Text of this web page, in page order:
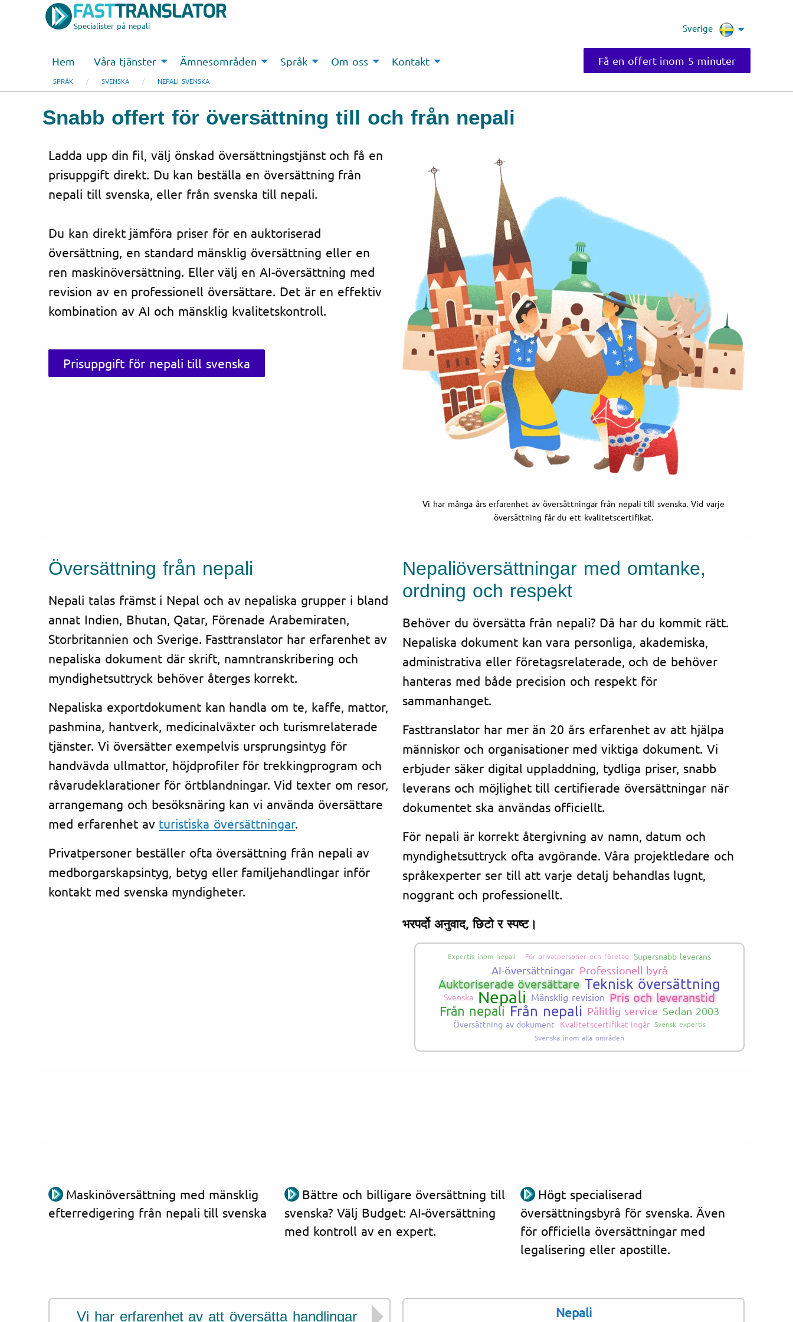
Specialister på nepali Sverige
Få en offert inom 5 minuter
Hem Våra tjänster Ämnesområden Språk Om oss Kontakt
SPRÅK SVENSKA NEPALI SVENSKA
Snabb offert för översättning till och från nepali
Ladda upp din fil, välj önskad översättningstjänst och få en
prisuppgift direkt. Du kan beställa en översättning från
nepali till svenska, eller från svenska till nepali.
Du kan direkt jämföra priser för en auktoriserad
översättning, en standard mänsklig översättning eller en
ren maskinöversättning. Eller välj en AI-översättning med
revision av en professionell översättare. Det är en effektiv
kombination av AI och mänsklig kvalitetskontroll.
Prisuppgift för nepali till svenska
Vi har många års erfarenhet av översättningar från nepali till svenska. Vid varje
översättning får du ett kvalitetscertifikat.
Översättning från nepali
Nepali talas främst i Nepal och av nepaliska grupper i bland
annat Indien, Bhutan, Qatar, Förenade Arabemiraten,
Storbritannien och Sverige. Fasttranslator har erfarenhet av
nepaliska dokument där skrift, namntranskribering och
myndighetsuttryck behöver återges korrekt.
Nepaliska exportdokument kan handla om te, kaffe, mattor,
pashmina, hantverk, medicinalväxter och turismrelaterade
tjänster. Vi översätter exempelvis ursprungsintyg för
handvävda ullmattor, höjdprofiler för trekkingprogram och
råvarudeklarationer för örtblandningar. Vid texter om resor,
arrangemang och besöksnäring kan vi använda översättare
med erfarenhet av turistiska översättningar.
Privatpersoner beställer ofta översättning från nepali av
medborgarskapsintyg, betyg eller familjehandlingar inför
kontakt med svenska myndigheter.
Nepaliöversättningar med omtanke,
ordning och respekt
Behöver du översätta från nepali? Då har du kommit rätt.
Nepaliska dokument kan vara personliga, akademiska,
administrativa eller företagsrelaterade, och de behöver
hanteras med både precision och respekt för
sammanhanget.
Fasttranslator har mer än 20 års erfarenhet av att hjälpa
människor och organisationer med viktiga dokument. Vi
erbjuder säker digital uppladdning, tydliga priser, snabb
leverans och möjlighet till certifierade översättningar när
dokumentet ska användas officiellt.
För nepali är korrekt återgivning av namn, datum och
myndighetsuttryck ofta avgörande. Våra projektledare och
språkexperter ser till att varje detalj behandlas lugnt,
noggrant och professionellt.
भरपर्दो अनुवाद, छिटो र स्पष्ट।
Expertis inom nepali För privatpersoner och företag Supersnabb leverans
AI-översättningar Professionell byrå
Auktoriserade översättare Teknisk översättning
Svenska Nepali Mänsklig revision Pris och leveranstid
Från nepali Från nepali Pålitlig service Sedan 2003
Översättning av dokument Kvalitetscertifikat ingår Svensk expertis
Svenska inom alla områden
Maskinöversättning med mänsklig
efterredigering från nepali till svenska
Bättre och billigare översättning till
svenska? Välj Budget: AI-översättning
med kontroll av en expert.
Högt specialiserad
översättningsbyrå för svenska. Även
för officiella översättningar med
legalisering eller apostille.
Vi har erfarenhet av att översätta handlingar
Vi har erfarenhet av att översätta
Nepali